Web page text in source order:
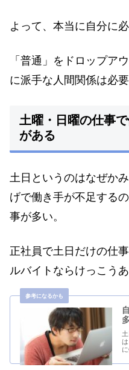
よって、本当に自分に
「普通」をドロップア
に派手な人間関係は必要
土曜・日曜の仕事
がある
土日というのはなぜか
げで働き手が不足する
事が多い。
正社員で土日だけの仕
ルバイトならけっこうあ